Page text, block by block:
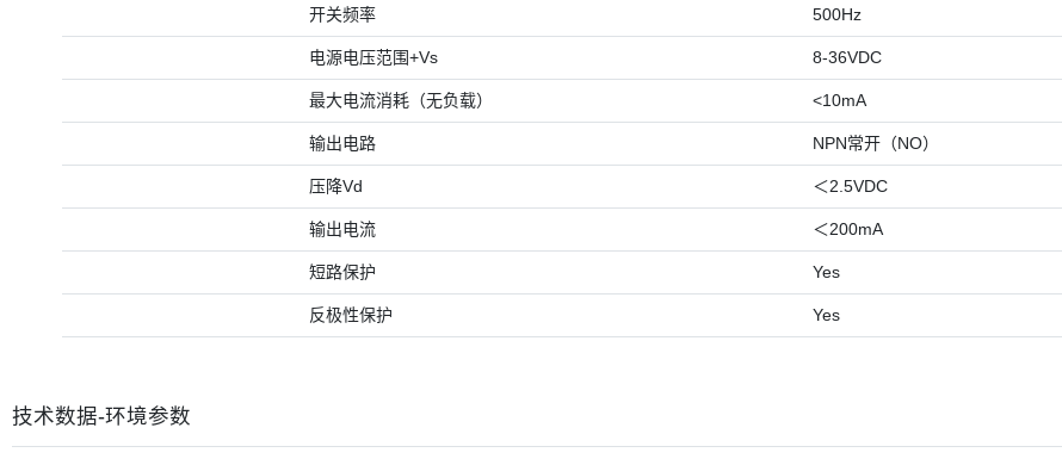
开关频率 500Hz
电源电压范围+Vs 8-36VDC
最大电流消耗（无负载） <10mA
输出电路 NPN常开（NO）
压降Vd ＜2.5VDC
输出电流 ＜200mA
短路保护 Yes
反极性保护 Yes
技术数据-环境参数